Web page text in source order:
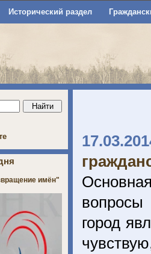
Исторический раздел
вопросы
город
имён"